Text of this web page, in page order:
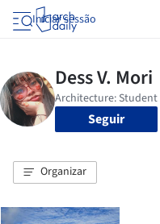
Iniciar sessão
Seguir
Organizar